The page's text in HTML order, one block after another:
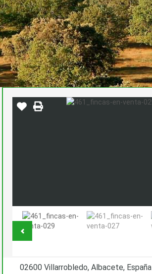
02600 Villarrobledo, Albacete, España